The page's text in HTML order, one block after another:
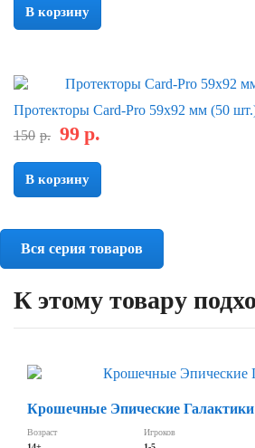
В корзину
Протекторы Card-Pro 59x92 мм (50
150 р. 99 р.
В корзину
Вся серия товаров
К этому товару
Крошечные Эпические Галактики
Возраст
Игроков